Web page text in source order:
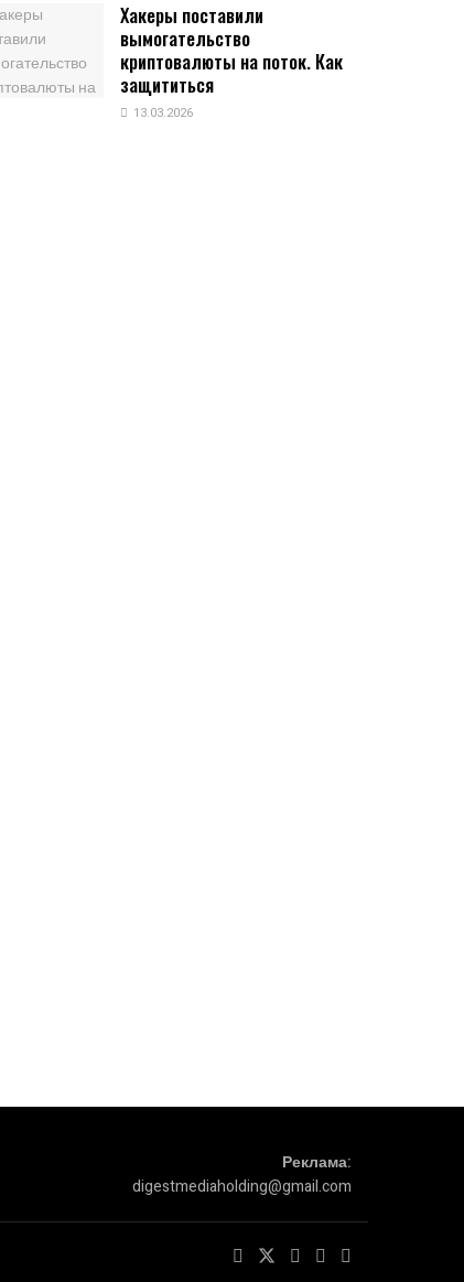
Хакеры поставили
вымогательство
криптовалюты на поток. Как
защититься
13.03.2026
Реклама:
digestmediaholding@gmail.com